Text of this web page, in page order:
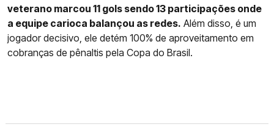
veterano marcou 11 gols sendo 13 participações onde
a equipe carioca balançou as redes. Além disso, é um
jogador decisivo, ele detém 100% de aproveitamento em
cobranças de pênaltis pela Copa do Brasil.